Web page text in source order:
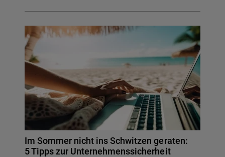
Im Sommer nicht ins Schwitzen geraten:
5 Tipps zur Unternehmenssicherheit